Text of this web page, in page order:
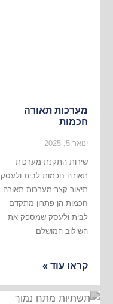
מערכות תאורה
חכמות
ינואר 5, 2025
שירות התקנת מערכות
תאורה חכמות לבית ולעסק
תיאור קצר:מערכות תאורה
חכמות הן פתרון מתקדם
לבית ולעסק שמספק את
השילוב המושלם
קראו עוד »